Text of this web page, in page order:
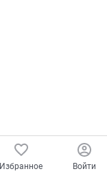
Избранное Войти